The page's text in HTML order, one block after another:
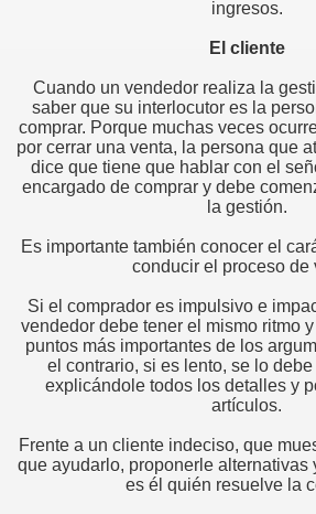
ingresos.
El cliente
Cuando un vendedor realiza la
saber que su interlocutor es la
comprar. Porque muchas veces
por cerrar una venta, la persona que
dice que tiene que hablar con el
encargado de comprar y debe
la gestión.
Es importante también conocer el
conducir el proceso de
Si el comprador es impulsivo e
vendedor debe tener el mismo ritmo
puntos más importantes de los
el contrario, si es lento, se lo
explicándole todos los detalles y
artículos.
Frente a un cliente indeciso, que
que ayudarlo, proponerle alternativas
es él quién resuelve la
y saber escuchar